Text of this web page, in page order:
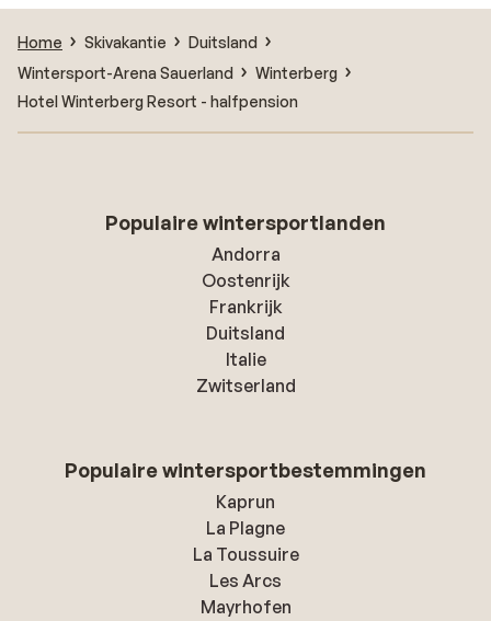
Home Skivakantie
Duitsland
Wintersport-Arena Sauerland
Winterberg
Hotel Winterberg Resort - halfpension
Populaire wintersportlanden
Andorra
Oostenrijk
Frankrijk
Duitsland
Italie
Zwitserland
Populaire wintersportbestemmingen
Kaprun
La Plagne
La Toussuire
Les Arcs
Mayrhofen